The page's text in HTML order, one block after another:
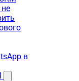
в